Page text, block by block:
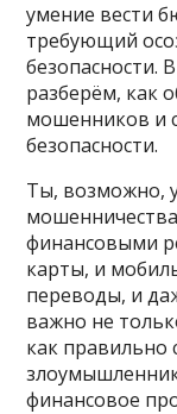
умение вести
требующий
безопасности.
разберём, как
мошенников и
безопасности.
Ты, возможно,
финансовыми
карты, и
переводы, и
важно не
как правильно
финансовое